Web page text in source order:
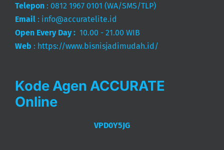
Telepon : 0812 1967 0101 (WA/SMS/TLP)
Email : info@accuratelite.id
Open Every Day : 10.00 - 21.00 WIB
Web : https://www.bisnisjadimudah.id/
Kode Agen ACCURATE
Online
VPD0Y5JG